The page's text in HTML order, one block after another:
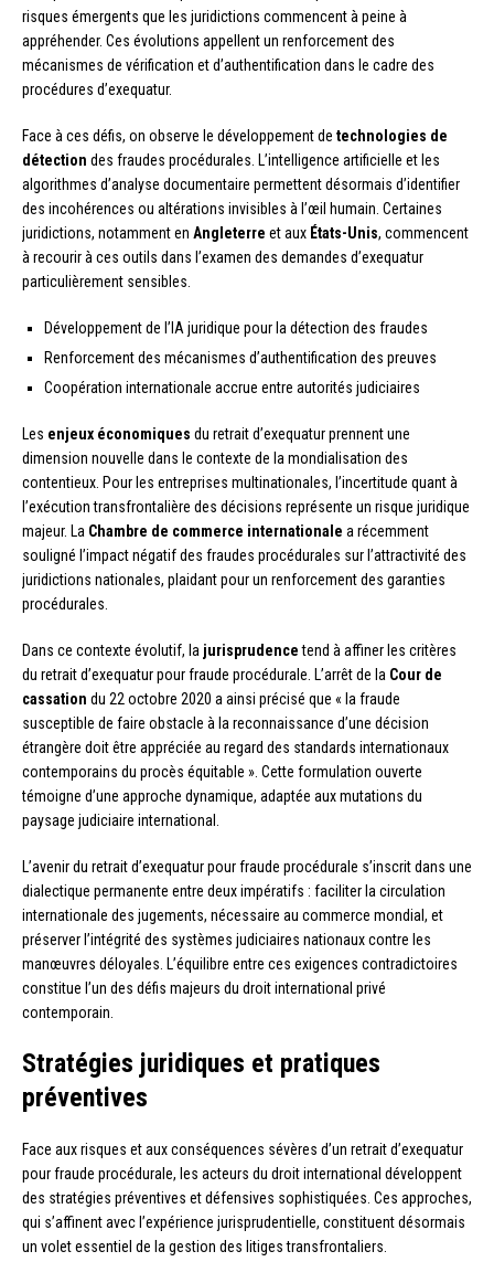
risques émergents que les juridictions commencent à peine à
appréhender. Ces évolutions appellent un renforcement des
mécanismes de vérification et d’authentification dans le cadre des
procédures d’exequatur.
Face à ces défis, on observe le développement de technologies de
détection des fraudes procédurales. L’intelligence artificielle et les
algorithmes d’analyse documentaire permettent désormais d’identifier
des incohérences ou altérations invisibles à l’œil humain. Certaines
juridictions, notamment en Angleterre et aux États-Unis, commencent
à recourir à ces outils dans l’examen des demandes d’exequatur
particulièrement sensibles.
Développement de l’IA juridique pour la détection des fraudes
Renforcement des mécanismes d’authentification des preuves
Coopération internationale accrue entre autorités judiciaires
Les enjeux économiques du retrait d’exequatur prennent une
dimension nouvelle dans le contexte de la mondialisation des
contentieux. Pour les entreprises multinationales, l’incertitude quant à
l’exécution transfrontalière des décisions représente un risque juridique
majeur. La Chambre de commerce internationale a récemment
souligné l’impact négatif des fraudes procédurales sur l’attractivité des
juridictions nationales, plaidant pour un renforcement des garanties
procédurales.
Dans ce contexte évolutif, la jurisprudencetend à affiner les critères
du retrait d’exequatur pour fraude procédurale. L’arrêt de la Cour de
cassation du 22 octobre 2020 a ainsi précisé que « la fraude
susceptible de faire obstacle à la reconnaissance d’une décision
étrangère doit être appréciée au regard des standards internationaux
contemporains du procès équitable ». Cette formulation ouverte
témoigne d’une approche dynamique, adaptée aux mutations du
paysage judiciaire international.
L’avenir du retrait d’exequatur pour fraude procédurale s’inscrit dans une
dialectique permanente entre deux impératifs : faciliter la circulation
internationale des jugements, nécessaire au commerce mondial, et
préserver l’intégrité des systèmes judiciaires nationaux contre les
manœuvres déloyales. L’équilibre entre ces exigences contradictoires
constitue l’un des défis majeurs du droit international privé
contemporain.
Stratégies juridiques et pratiques
préventives
Face aux risques et aux conséquences sévères d’un retrait d’exequatur
pour fraude procédurale, les acteurs du droit international développent
des stratégies préventives et défensives sophistiquées. Ces approches,
qui s’affinent avec l’expérience jurisprudentielle, constituent désormais
un volet essentiel de la gestion des litiges transfrontaliers.